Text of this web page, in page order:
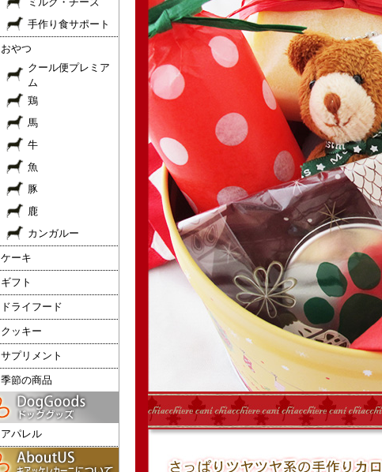
手作り食サポート
おやつ
クール便プレミア
ム
鶏
馬
牛
魚
豚
鹿
カンガルー
ケーキ
ギフト
ドライフード
クッキー
サプリメント
季節の商品
アパレル